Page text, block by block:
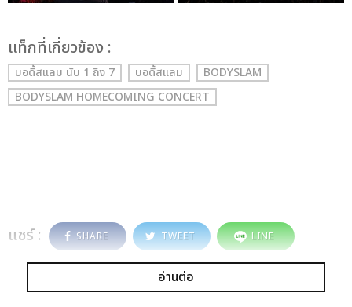
เเท็กที่เกี่ยวข้อง :
บอดี้สแลม นับ 1 ถึง 7 บอดี้สแลม
BODYSLAM
BODYSLAM HOMECOMING CONCERT
แชร์ : SHARE TWEET LINE
อ่านต่อ